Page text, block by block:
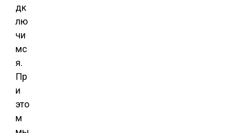
дк
лю
чи
мс
я.
Пр
и
это
м